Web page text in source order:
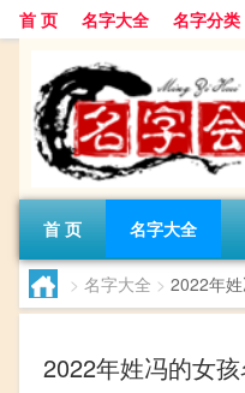
首 页 名字大全 名字分类
首 页 名字大全
> 名字大全 > 2022年
2022年姓冯的女